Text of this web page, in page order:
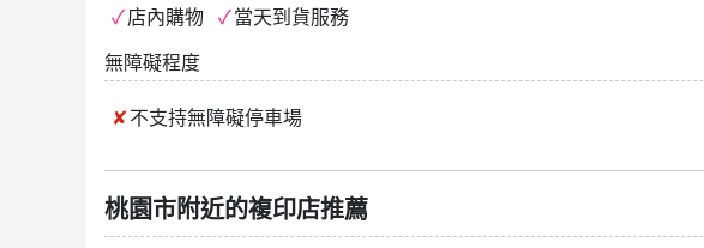
店內購物 當天到貨服務
無障礙程度
不支持無障礙停車場
桃園市附近的複印店推薦